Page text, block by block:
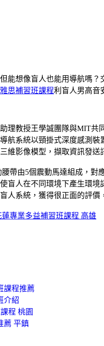
能想像盲人也能用導航嗎
思補習班課程利盲人男高音
理教授王學誠團隊與MIT
航系統以頸掛式深度感測
維影像模型，擷取資訊發送
腰帶由5個震動馬達組成，對
盲人在不同環境下產生環境
人系統，獲得很正面的評
蓮專業多益補習班課程 高雄
課程推薦
介紹
程 桃園
薦 平鎮